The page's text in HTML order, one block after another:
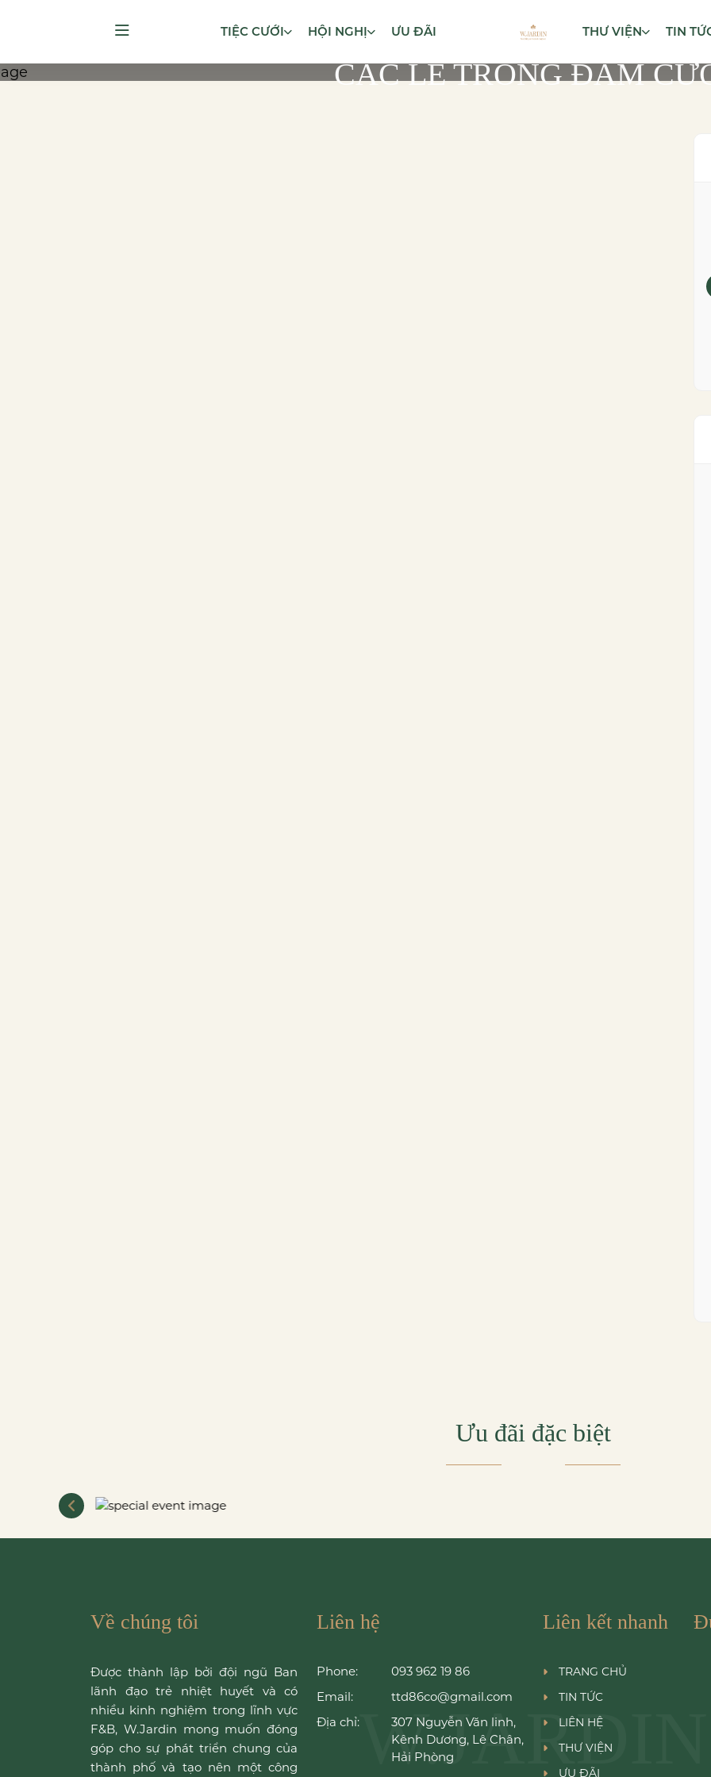
TIỆC CƯỚI HỘI NGHỊ ƯU ĐÃI THƯ VIỆN TIN
CÁC LỄ TRONG ĐÁM
Ưu đãi đặc biệt
Về chúng tôi
Được thành lập bởi đội ngũ Ban
lãnh đạo trẻ nhiệt huyết và có
nhiều kinh nghiệm trong lĩnh vực
F&B, W.Jardin mong muốn đóng
góp cho sự phát triển chung của
thành phố và tạo nên một công
Liên hệ
Phone:
093 962 19 86
Email:
ttd86co@gmail.com
Địa chỉ:
307 Nguyễn Văn linh,
Kênh Dương, Lê Chân,
Hải Phòng
Liên kết nhanh
TRANG CHỦ
TIN TỨC
LIÊN HỆ
THƯ VIỆN
ƯU ĐÃI
W.JARDIN